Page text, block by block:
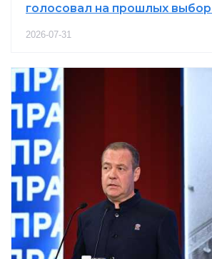
голосовал на прошлых
2026-07-31